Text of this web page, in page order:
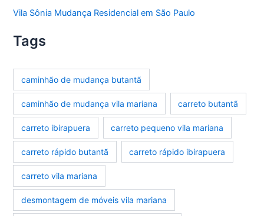
Vila Sônia Mudança Residencial em São Paulo
Tags
caminhão de mudança butantã
caminhão de mudança vila mariana carreto butantã
carreto ibirapuera carreto pequeno vila mariana
carreto rápido butantã carreto rápido ibirapuera
carreto vila mariana
desmontagem de móveis vila mariana